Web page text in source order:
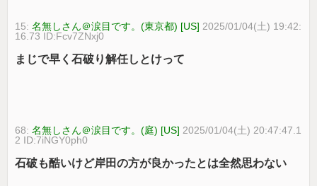
15:名無しさん＠涙目です。(東京都) [US] 2025/01/04(土) 19:42:
16.73 ID:Fcv7ZNxj0
まじで早く石破り解任しとけって
68:名無しさん＠涙目です。(庭) [US] 2025/01/04(土) 20:47:47.1
2 ID:7iNGY0ph0
石破も酷いけど岸田の方が良かったとは全然思わない